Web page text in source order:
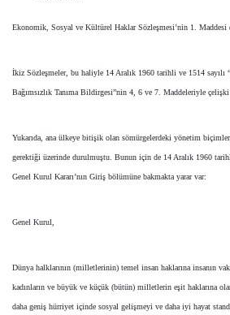
Ekonomik, Sosyal ve Kültürel Haklar Sözleşmesi’nin 1. Maddesi
İkiz Sözleşmeler, bu haliyle 14 Aralık 1960 tarihli ve 1514 sayılı
Bağımsızlık Tanıma Bildirgesi”nin 4, 6 ve 7. Maddeleriyle çelişki
Yukarıda, ana ülkeye bitişik olan sömürgelerdeki yönetim
gerektiği üzerinde durulmuştu. Bunun için de 14 Aralık 1960
Genel Kurul Kararı’nın Giriş bölümüne bakmakta yarar var:
Genel Kurul,
Dünya halklarının (milletlerinin) temel insan haklarına insanın
kadınların ve büyük ve küçük (bütün) milletlerin eşit haklarına
daha geniş hürriyet içinde sosyal gelişmeyi ve daha iyi hayat